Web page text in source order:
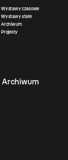
Wystawy czasowe
Wystawy stałe
Archiwum
Projekty
Archiwum